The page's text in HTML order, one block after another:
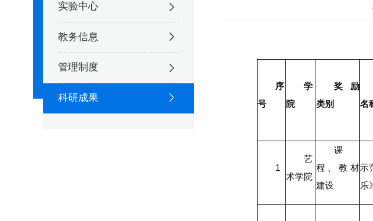
实验中心
教务信息
管理制度
科研成果
序
号
学
院
奖励
类别
名
1
艺
术学院
课
程、教材
建设
示
乐》